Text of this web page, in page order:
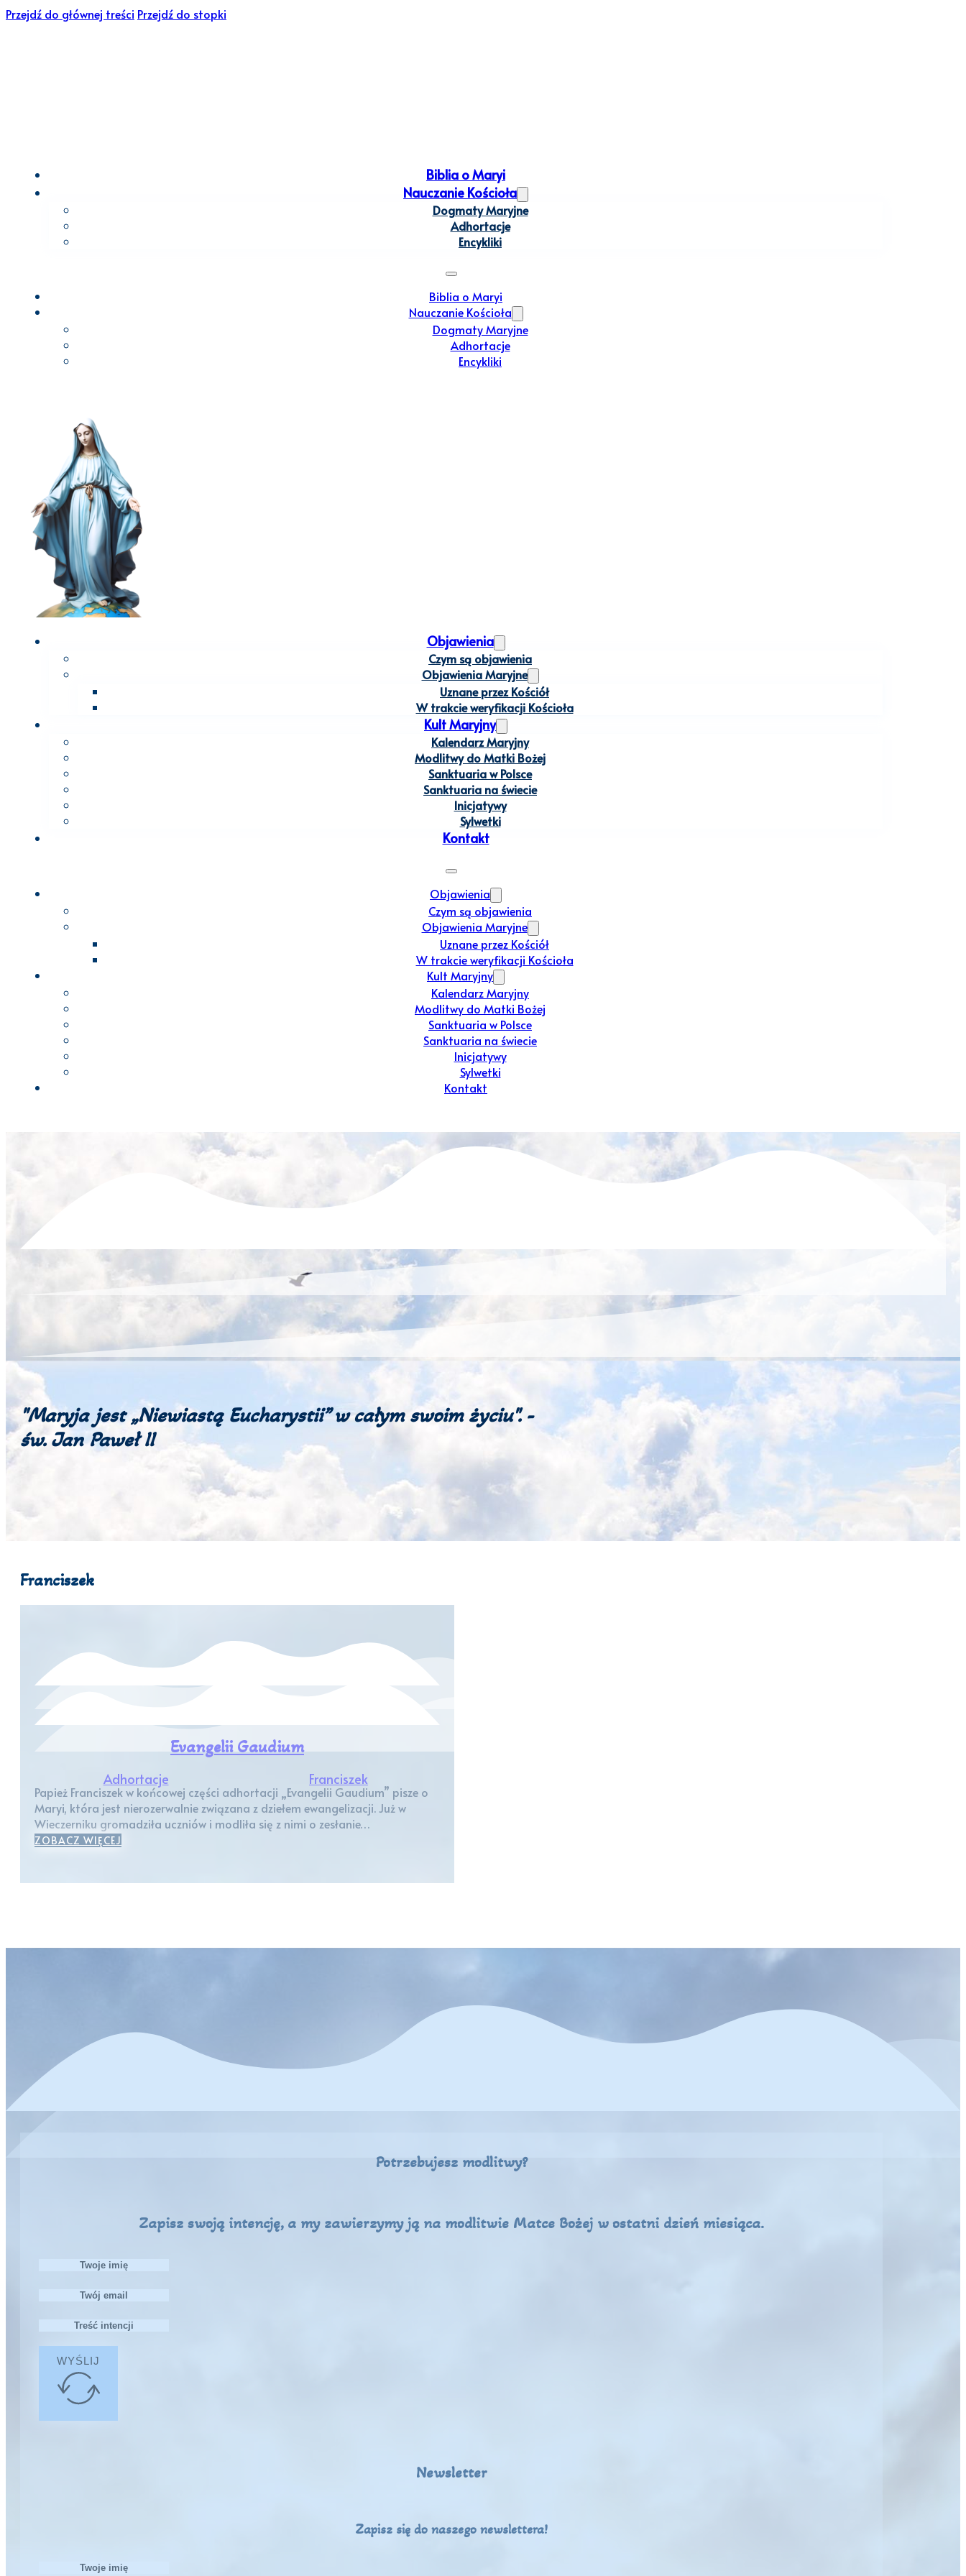
Przejdź do głównej treści Przejdź do stopki
Biblia o Maryi
Nauczanie Kościoła
Dogmaty Maryjne
Adhortacje
Encykliki
Biblia o Maryi
Nauczanie Kościoła
Dogmaty Maryjne
Adhortacje
Encykliki
Objawienia
Czym są objawienia
Objawienia Maryjne
Uznane przez Kościół
W trakcie weryfikacji Kościoła
Kult Maryjny
Kalendarz Maryjny
Modlitwy do Matki Bożej
Sanktuaria w Polsce
Sanktuaria na świecie
Inicjatywy
Sylwetki
Kontakt
Objawienia
Czym są objawienia
Objawienia Maryjne
Uznane przez Kościół
W trakcie weryfikacji Kościoła
Kult Maryjny
Kalendarz Maryjny
Modlitwy do Matki Bożej
Sanktuaria w Polsce
Sanktuaria na świecie
Inicjatywy
Sylwetki
Kontakt
"Maryja jest „Niewiastą Eucharystii” w całym swoim życiu". -
św. Jan Paweł II
Franciszek
Evangelii Gaudium
Adhortacje Franciszek
Papież Franciszek w końcowej części adhortacji „Evangelii Gaudium” pisze o
Maryi, która jest nierozerwalnie związana z dziełem ewangelizacji. Już w
Wieczerniku gromadziła uczniów i modliła się z nimi o zesłanie…
ZOBACZ WIĘCEJ
Potrzebujesz modlitwy?
Zapisz swoją intencję, a my zawierzymy ją na modlitwie Matce Bożej w ostatni dzień miesiąca.
WYŚLIJ
Newsletter
Zapisz się do naszego newslettera!